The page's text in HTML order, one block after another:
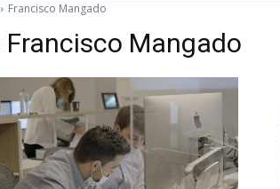
Francisco Mangado
Francisco Mangado